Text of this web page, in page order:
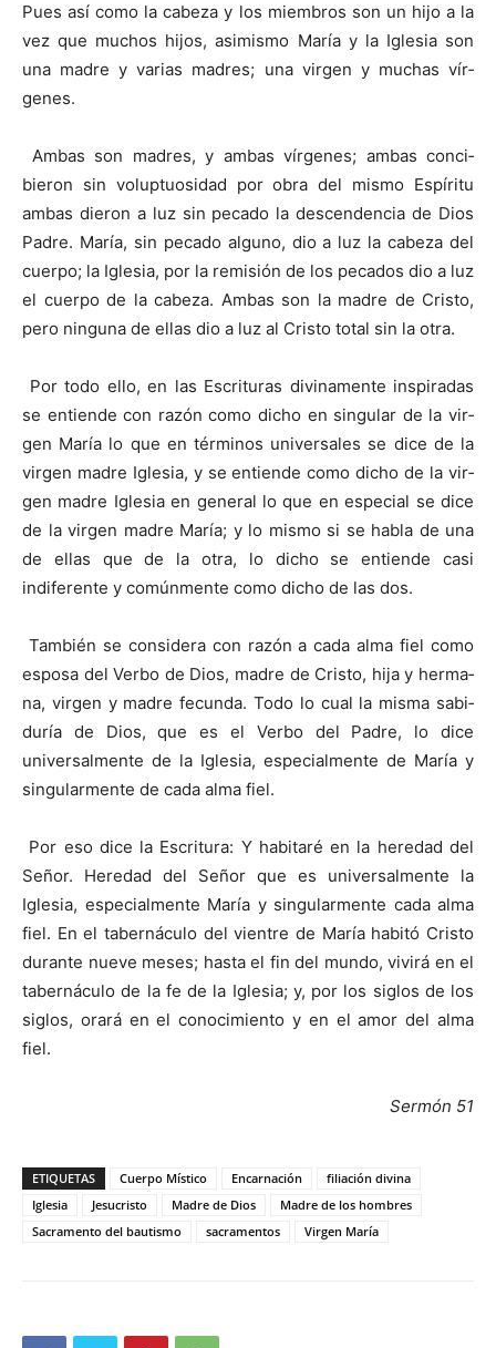
Pues así como la cabeza y los miembros son un hijo a la
vez que muchos hijos, asimismo María y la Iglesia son
una madre y varias madres; una virgen y muchas vír­
genes.
Ambas son madres, y ambas vírgenes; ambas conci­
bieron sin voluptuosidad por obra del mismo Espíritu
ambas dieron a luz sin pecado la descendencia de Dios
Padre. María, sin pecado alguno, dio a luz la cabeza del
cuerpo; la Iglesia, por la remisión de los pecados dio a luz
el cuerpo de la cabeza. Ambas son la madre de Cristo,
pero ninguna de ellas dio a luz al Cristo total sin la otra.
Por todo ello, en las Escrituras divinamente inspiradas
se entiende con razón como dicho en singular de la vir­
gen María lo que en términos universales se dice de la
virgen madre Iglesia, y se entiende como dicho de la vir­
gen madre Iglesia en general lo que en especial se dice
de la virgen madre María; y lo mismo si se habla de una
de ellas que de la otra, lo dicho se entiende casi
indiferente y comúnmente como dicho de las dos.
También se considera con razón a cada alma fiel como
esposa del Verbo de Dios, madre de Cristo, hija y herma­
na, virgen y madre fecunda. Todo lo cual la misma sabi­
duría de Dios, que es el Verbo del Padre, lo dice
universalmente de la Iglesia, especialmente de María y
singular­mente de cada alma fiel.
Por eso dice la Escritura: Y habitaré en la heredad del
Señor. Heredad del Señor que es universalmente la
Iglesia, especialmente María y singularmente cada alma
fiel. En el tabernáculo del vientre de María habitó Cristo
durante nueve meses; hasta el fin del mundo, vivirá en el
taber­náculo de la fe de la Iglesia; y, por los siglos de los
siglos, orará en el conocimiento y en el amor del alma
fiel.
Sermón 51
ETIQUETAS Cuerpo Místico Encarnación
filiación divina
Iglesia
Jesucristo Madre de Dios
Madre de los hombres
Sacramento del bautismo
sacramentos Virgen María